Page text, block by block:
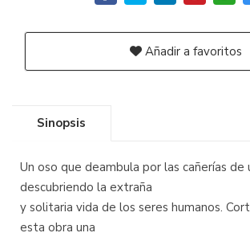
Añadir a favoritos
Sinopsis
Un oso que deambula por las cañerías de
descubriendo la extraña
y solitaria vida de los seres humanos.
esta obra una